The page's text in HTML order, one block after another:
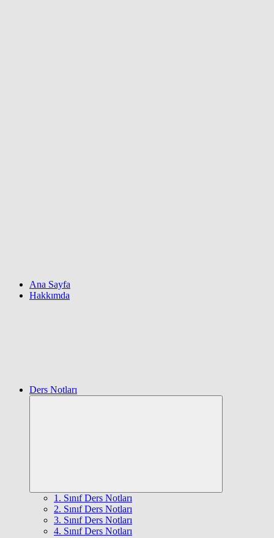
Ana Sayfa
Hakkımda
Ders Notları
1. Sınıf Ders Notları
2. Sınıf Ders Notları
3. Sınıf Ders Notları
4. Sınıf Ders Notları